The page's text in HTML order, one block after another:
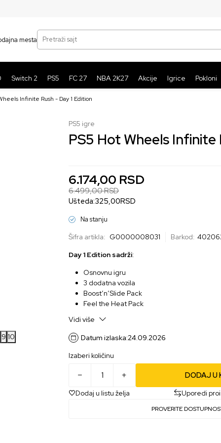
mesta Pretraži sajt
Switch 2 PS5 FC 27 NBA 2K27 Akcije Igrice Pokloni
Infinite Rush - Day 1 Edition
9 10
PS5 igre
PS5 Hot Wheels Infinite
6.174,00 RSD
6.499,00RSD
Ušteda:325,00RSD
Na stanju
Šifra artikla: G0000008031 Barkod:
Day 1 Edition sadrži:
Osnovnu igru
3 dodatna vozila
Boost’n’Slide Pack
Feel the Heat Pack
Bone Shaker Skeletor Edition
Vidi više
Datum izlaska:24.09.2026
Izaberi količinu
DODAJ U
Dodaj u listu želja Uporedi
PROVERITE